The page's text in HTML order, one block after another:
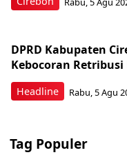
Headline
DPRD Kabupaten
Kebocoran
Rabu, 5 Agu
Tag Populer